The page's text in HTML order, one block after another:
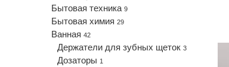
Бытовая техника 9
Бытовая химия 29
Ванная 42
Держатели для зубных щеток 3
Дозаторы 1